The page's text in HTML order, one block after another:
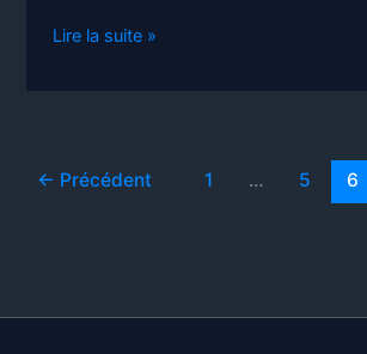
Agriculture
terres
Lire la suite »
← Précédent 1 … 5 6